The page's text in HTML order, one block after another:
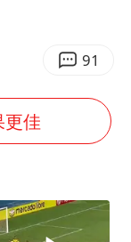
电费会更低吗
降”
哪吒汽车南宁工厂设备降价20%拍卖
郑国霖回应去景区上班被保安拦下
2球
91
佳